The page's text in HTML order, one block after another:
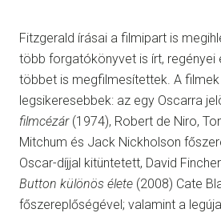
Fitzgerald írásai a filmipart is
több forgatókönyvet is írt, regényei
többet is megfilmesítettek. A
legsikeresebbek: az egy Oscarra
filmcézár(1974), Robert de Niro,
Mitchum és Jack Nickholson
Oscar-díjjal kitüntetett, David
Button különös élete (2008) Cate
főszereplőségével; valamint a